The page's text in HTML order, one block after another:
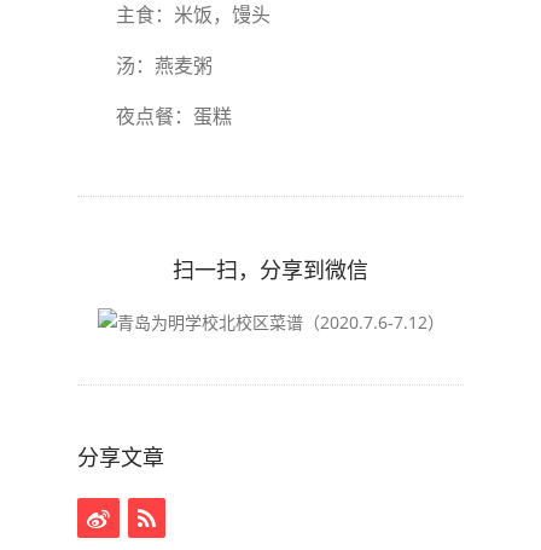
主食：米饭，馒头
汤：燕麦粥
夜点餐：蛋糕
扫一扫，分享到微信
分享文章